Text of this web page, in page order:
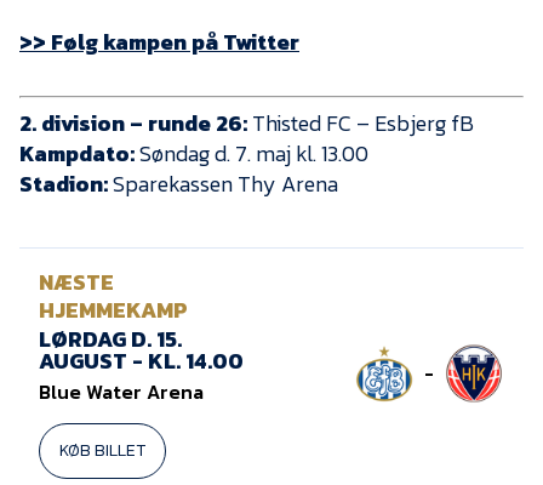
>> Følg kampen på Twitter
2. division – runde 26:Thisted FC – Esbjerg fB
Kampdato:Søndag d. 7. maj kl. 13.00
Stadion:Sparekassen Thy Arena
NÆSTE
HJEMMEKAMP
LØRDAG D. 15.
AUGUST - KL. 14.00
Blue Water Arena
KØB BILLET
-